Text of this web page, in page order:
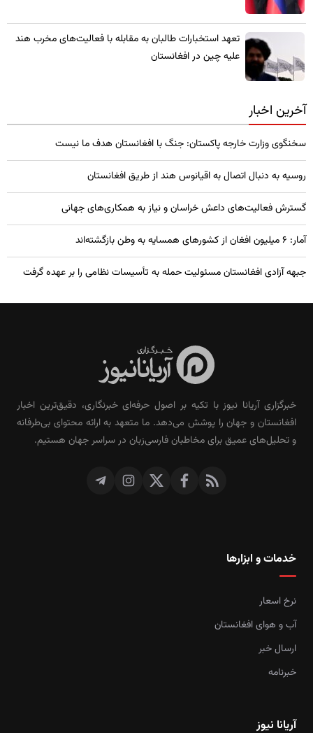
تعهد استخبارات طالبان به مقابله با فعالیت‌های مخرب هند
علیه چین در افغانستان
آخرین اخبار
سخنگوی وزارت خارجه پاکستان: جنگ با افغانستان هدف ما نیست
روسیه به دنبال اتصال به اقیانوس هند از طریق افغانستان
گسترش فعالیت‌های داعش خراسان و نیاز به همکاری‌های جهانی
آمار: ۶ میلیون افغان از کشورهای همسایه به وطن بازگشته‌اند
جبهه آزادی افغانستان مسئولیت حمله به تأسیسات نظامی را بر عهده گرفت
خبرگزاری آریانا نیوز با تکیه بر اصول حرفه‌ای خبرنگاری، دقیق‌ترین اخبار
افغانستان و جهان را پوشش می‌دهد. ما متعهد به ارائه محتوای بی‌طرفانه
و تحلیل‌های عمیق برای مخاطبان فارسی‌زبان در سراسر جهان هستیم.
خدمات و ابزارها
نرخ اسعار
آب و هوای افغانستان
ارسال خبر
خبرنامه
آریانا نیوز